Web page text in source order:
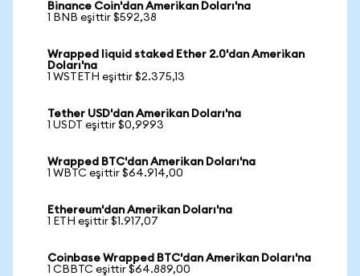
Binance Coin'dan Amerikan Doları'na
1 BNB eşittir $592,38
Wrapped liquid staked Ether 2.0'dan Amerikan
Doları'na
1 WSTETH eşittir $2.375,13
Tether USD'dan Amerikan Doları'na
1 USDT eşittir $0,9993
Wrapped BTC'dan Amerikan Doları'na
1 WBTC eşittir $64.914,00
Ethereum'dan Amerikan Doları'na
1 ETH eşittir $1.917,07
Coinbase Wrapped BTC'dan Amerikan Doları'na
1 CBBTC eşittir $64.889,00